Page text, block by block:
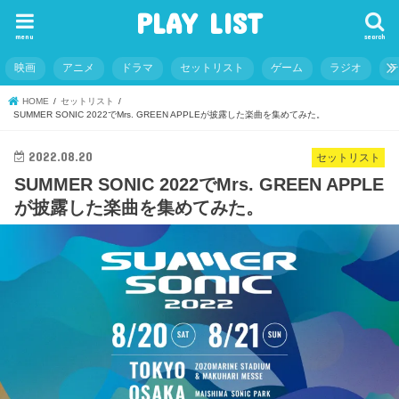
PLAY LIST search
menu
映画 アニメ ドラマ セットリスト ゲーム ラジオ
HOME
セットリスト
SUMMER SONIC 2022でMrs. GREEN APPLEが披露した楽曲を集めてみた。
セットリスト
2022.08.20
SUMMER SONIC 2022でMrs. GREEN APPLE
が披露した楽曲を集めてみた。